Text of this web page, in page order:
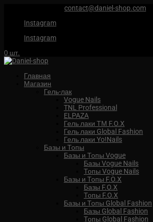
contact@daniel-shop.com
Instagram
Instagram
0 шт.
Главная
Магазин
Гель-лак
Vogue Nails
TNL Professional
ELPAZA
Гель лаки ТМ F.O.X
Гель лаки Global Fashion
Гель лаки Yo!Nails
Базы и Топы
Базы и Топы Vogue
Базы Vogue Nails
Топы Vogue Nails
Базы и Топы F.O.X
Базы F.O.X
Топы F.O.X
Базы и Топы Global Fashion
Базы Global Fashion
Топы Global Fashion